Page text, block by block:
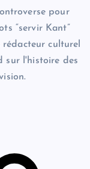
pour
“servir Kant”
culturel
sur l'histoire des